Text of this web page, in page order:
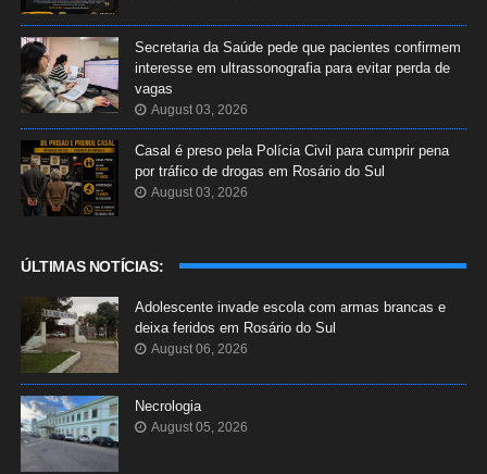
Secretaria da Saúde pede que pacientes confirmem
interesse em ultrassonografia para evitar perda de
vagas
August 03, 2026
Casal é preso pela Polícia Civil para cumprir pena
por tráfico de drogas em Rosário do Sul
August 03, 2026
ÚLTIMAS NOTÍCIAS:
Adolescente invade escola com armas brancas e
deixa feridos em Rosário do Sul
August 06, 2026
Necrologia
August 05, 2026